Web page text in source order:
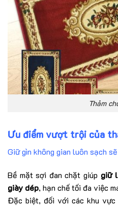
Thảm
Ưu điểm vượt trội của
Giữ gìn không gian luôn sạch sẽ
Bề mặt sợi đan chặt giúp giữ
giày dép, hạn chế tối đa việc
Đặc biệt, đối với các khu vực